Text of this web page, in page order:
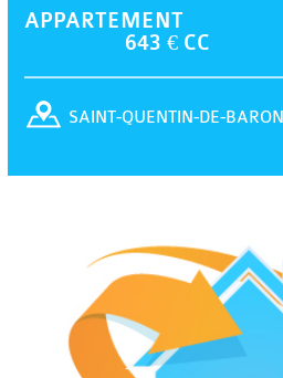
APPARTEMENT
643 € CC
SAINT-QUENTIN-DE-BARON